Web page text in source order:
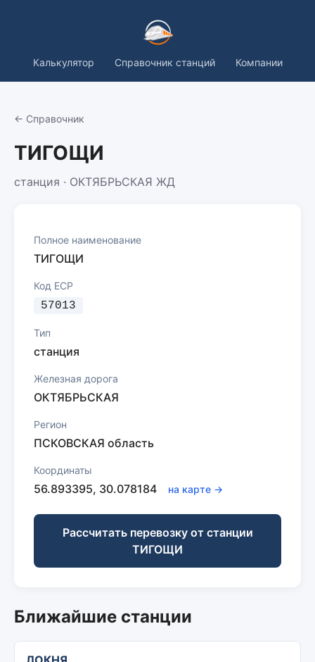
Калькулятор Справочник станций Компании
← Справочник
ТИГОЩИ
станция · ОКТЯБРЬСКАЯ ЖД
Полное наименование
ТИГОЩИ
Код ЕСР
57013
Тип
станция
Железная дорога
ОКТЯБРЬСКАЯ
Регион
ПСКОВСКАЯ область
Координаты
56.893395, 30.078184 на карте →
Рассчитать перевозку от станции
ТИГОЩИ
Ближайшие станции